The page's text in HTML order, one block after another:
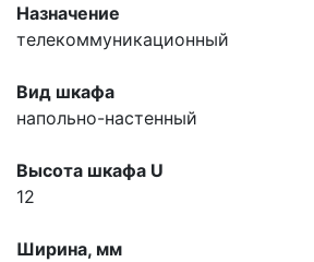
Назначение
телекоммуникационный
Вид шкафа
напольно-настенный
Высота шкафа U
12
Ширина, мм